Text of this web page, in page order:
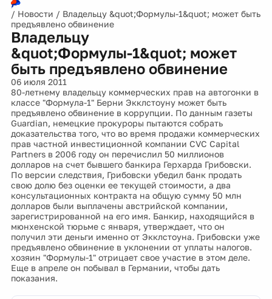
/ Новости / Владельцу &quot;Формулы-1&quot; может быть
предъявлено обвинение
Владельцу
&quot;Формулы-1&quot; может
быть предъявлено обвинение
06 июля 2011
80-летнему владельцу коммерческих прав на автогонки в
классе "Формула-1" Берни Экклстоуну может быть
предъявлено обвинение в коррупции. По данным газеты
Guardian, немецкие прокуроры пытаются собрать
доказательства того, что во время продажи коммерческих
прав частной инвестиционной компании CVC Capital
Partners в 2006 году он перечислил 50 миллионов
долларов на счет бывшего банкира Герхарда Грибовски.
По версии следствия, Грибовски убедил банк продать
свою долю без оценки ее текущей стоимости, а два
консультационных контракта на общую сумму 50 млн
долларов были выплачены австрийской компании,
зарегистрированной на его имя. Банкир, находящийся в
мюнхенской тюрьме с января, утверждает, что он
получил эти деньги именно от Экклстоуна. Грибовски уже
предъявлено обвинение в уклонении от уплаты налогов.
хозяин "Формулы-1" отрицает свое участие в этом деле.
Еще в апреле он побывал в Германии, чтобы дать
показания.